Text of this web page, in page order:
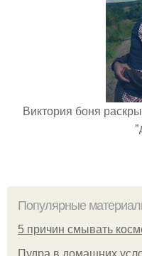
Виктория боня
Популярные
5 причин смывать
Пудра в домашних